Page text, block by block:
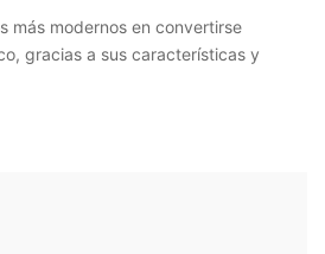
más modernos en convertirse
gracias a sus características y